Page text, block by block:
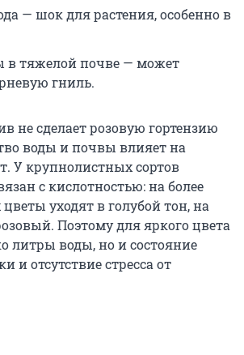
— шок для растения, особенно в
в тяжелой почве — может
гниль.
не сделает розовую гортензию
воды и почвы влияет на
У крупнолистных сортов
с кислотностью: на более
уходят в голубой тон, на
Поэтому для яркого цвета
литры воды, но и состояние
и отсутствие стресса от